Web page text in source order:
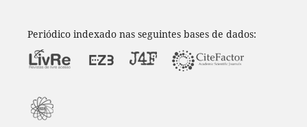
Periódico indexado nas seguintes bases de dados: